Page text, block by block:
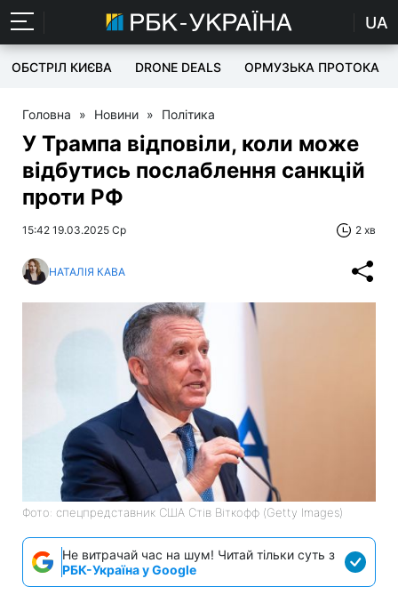
UA
ОБСТРІЛ КИЄВА DRONE DEALS ОРМУЗЬКА ПРОТОКА
Головна » Новини » Політика
У Трампа відповіли, коли може
відбутись послаблення санкцій
проти РФ
15:42 19.03.2025 Ср 2 хв
НАТАЛІЯ КАВА
Фото: спецпредставник США Стів Віткофф (Getty Images)
Не витрачай час на шум! Читай тільки суть з
РБК-Україна у Google